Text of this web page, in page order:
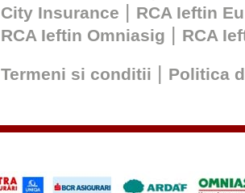
City Insurance
RCA Ieftin
RCA Ieftin Omniasig
RCA
Termeni si conditii Politica